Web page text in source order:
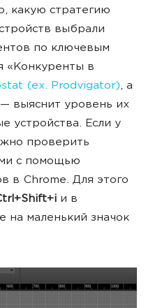
какую стратегию
выбрали
по ключевым
«Конкуренты в
(ex. Prodvigator), а
— выяснит уровень их
устройства. Если у
проверить
с помощью
в Chrome. Для этого
и в
маленький значок